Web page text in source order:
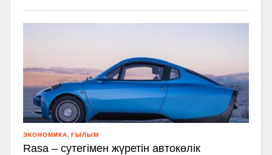
ЭКОНОМИКА ҒЫЛЫМ
Rasa – сутегімен жүретін автокөлік